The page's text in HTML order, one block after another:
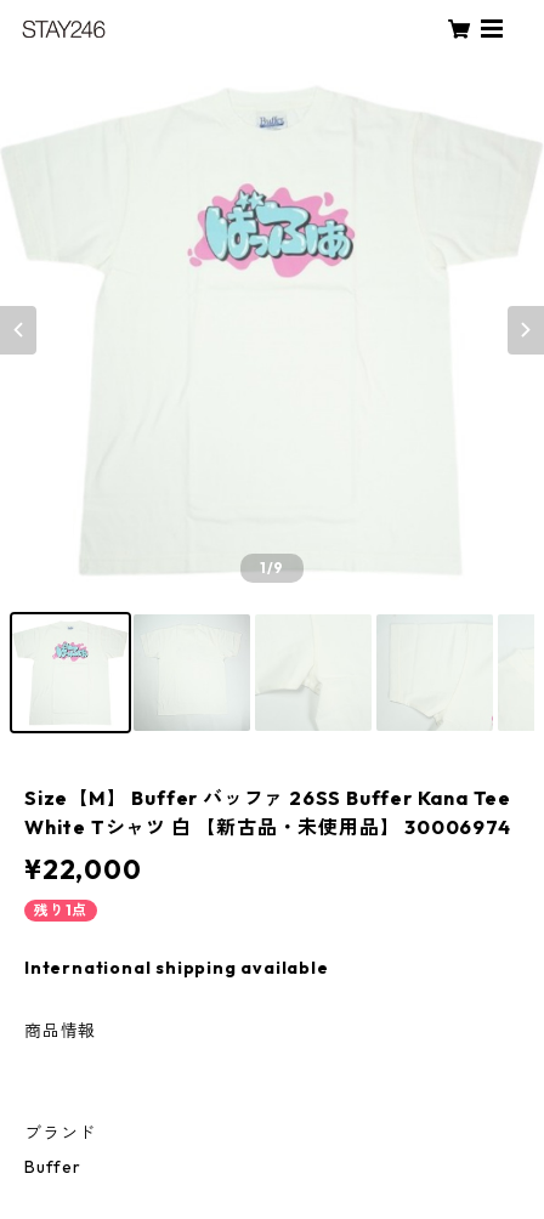
1/9
Size【M】 Buffer バッファ 26SS Buffer Kana Tee
White Tシャツ 白 【新古品・未使用品】 30006974
¥22,000
残り1点
International shipping available
商品情報
ブランド
Buffer